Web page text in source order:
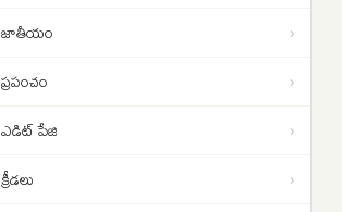
జాతీయం ›
ప్రపంచం ›
ఎడిట్ పేజి ›
క్రీడలు ›